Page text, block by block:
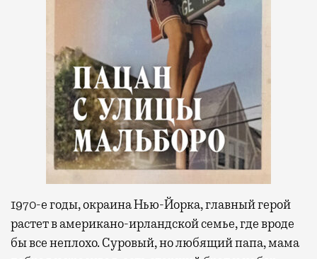
1970-е годы, окраина Нью-Йорка, главный герой
растет в американо-ирландской семье, где вроде
бы все неплохо. Суровый, но любящий папа, мама